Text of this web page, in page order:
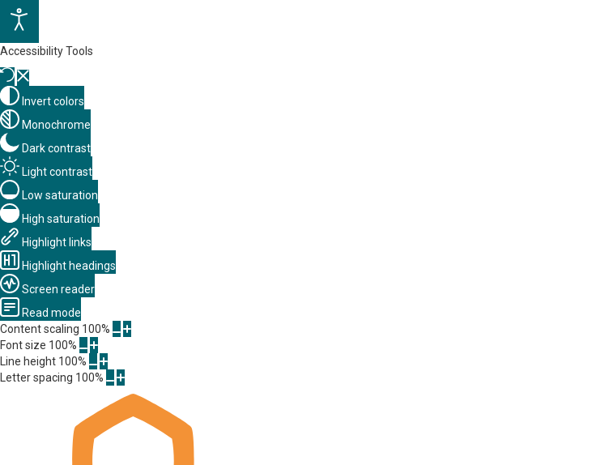
Accessibility Tools
Invert colors
Monochrome
Dark contrast
Light contrast
Low saturation
High saturation
Highlight links
Highlight headings
Screen reader
Read mode
Content scaling 100%
Font size 100%
Line height 100%
Letter spacing 100%